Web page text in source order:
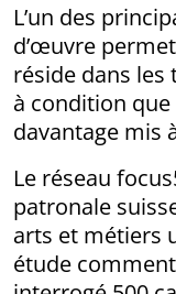
L’un des
d’œuvre
réside dans les
à condition
davantage mis
Le réseau
patronale
arts et métiers
étude